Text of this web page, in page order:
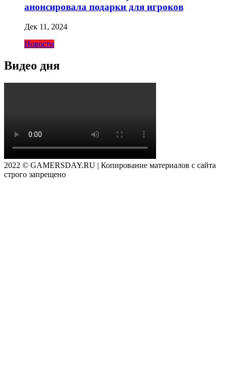
анонсировала подарки для игроков
Дек 11, 2024
Новости
Видео дня
2022 © GAMERSDAY.RU | Копирование материалов с сайта
строго запрещено